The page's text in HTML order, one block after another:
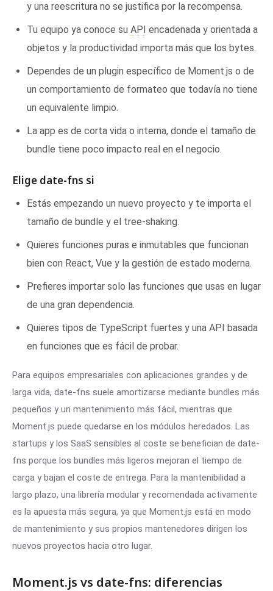
y una reescritura no se justifica por la recompensa.
Tu equipo ya conoce su API encadenada y orientada a
objetos y la productividad importa más que los bytes.
Dependes de un plugin específico de Moment.js o de
un comportamiento de formateo que todavía no tiene
un equivalente limpio.
La app es de corta vida o interna, donde el tamaño de
bundle tiene poco impacto real en el negocio.
Elige date-fns si
Estás empezando un nuevo proyecto y te importa el
tamaño de bundle y el tree-shaking.
Quieres funciones puras e inmutables que funcionan
bien con React, Vue y la gestión de estado moderna.
Prefieres importar solo las funciones que usas en lugar
de una gran dependencia.
Quieres tipos de TypeScript fuertes y una API basada
en funciones que es fácil de probar.
Para equipos empresariales con aplicaciones grandes y de
larga vida, date-fns suele amortizarse mediante bundles más
pequeños y un mantenimiento más fácil, mientras que
Moment.js puede quedarse en los módulos heredados. Las
startups y los SaaS sensibles al coste se benefician de date-
fns porque los bundles más ligeros mejoran el tiempo de
carga y bajan el coste de entrega. Para la mantenibilidad a
largo plazo, una librería modular y recomendada activamente
es la apuesta más segura, ya que Moment.js está en modo
de mantenimiento y sus propios mantenedores dirigen los
nuevos proyectos hacia otro lugar.
Moment.js vs date-fns: diferencias